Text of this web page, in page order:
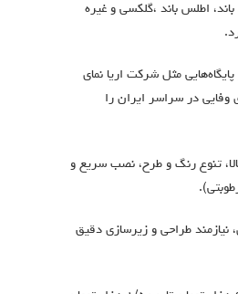
اطلس باند ،گلكسي و غيره
مثل شركت اريا نماي
وفايي در سراسر ایران را
تنوع رنگ و طرح، نصب سریع و
طراحی و زیرسازی دقیق